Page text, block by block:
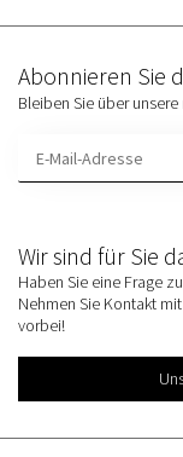
Wir sind für Sie
Haben Sie eine Frage
Nehmen Sie Kontakt
vorbei!
Abonnieren Sie
Bleiben Sie über